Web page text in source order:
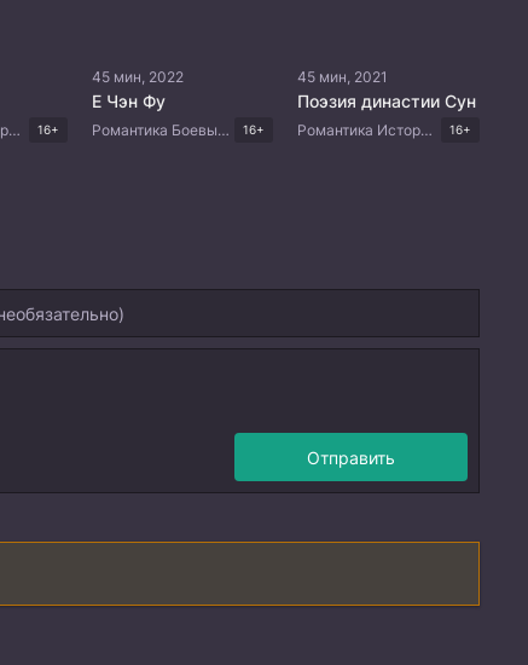
Романтика Исторический Мистика Китайские дорамы 16+
45 мин, 2022
Е Чэн Фу
Романтика Боевые искусства Китайские дорамы 16+
45 мин, 2021
Поэзия династии Сун
Романтика Исторический Драма Китайские дорамы 16+
Отправить